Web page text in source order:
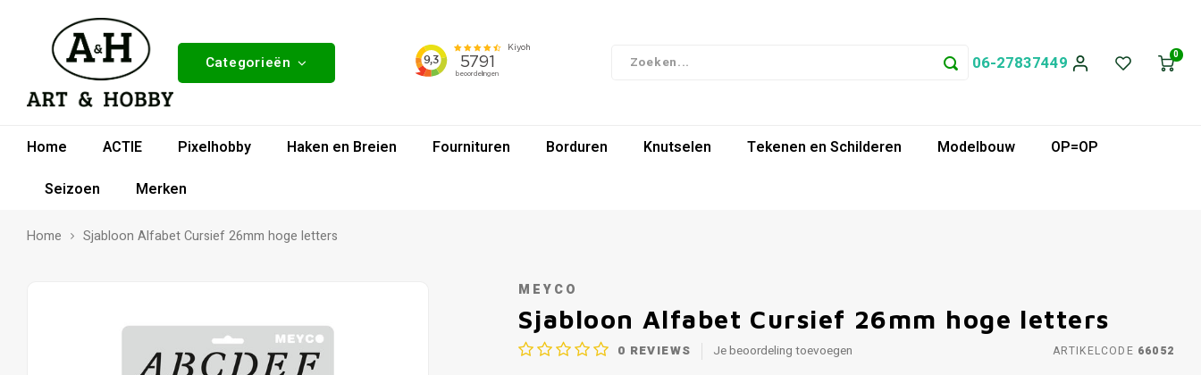
Categorieën 06-27837449 0
Home ACTIE Pixelhobby Haken en Breien Fournituren Borduren Knutselen Tekenen en Schilderen Modelbouw
OP=OP
Seizoen
Merken
Home Sjabloon Alfabet Cursief 26mm hoge letters
MEYCO
Sjabloon Alfabet Cursief 26mm hoge letters
0 REVIEWS Je beoordeling toevoegen ARTIKELCODE 66052